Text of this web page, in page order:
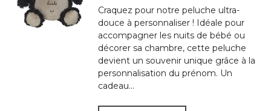
Craquez pour notre peluche ultra-
douce à personnaliser ! Idéale pour
accompagner les nuits de bébé ou
décorer sa chambre, cette peluche
devient un souvenir unique grâce à la
personnalisation du prénom. Un
cadeau...